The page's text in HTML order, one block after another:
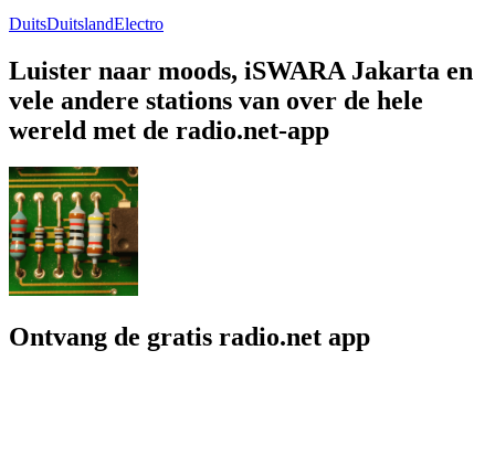
DuitsDuitslandElectro
Luister naar moods, iSWARA Jakarta en
vele andere stations van over de hele
wereld met de radio.net-app
Ontvang de gratis radio.net app